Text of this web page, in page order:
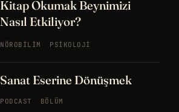
Kitap Okumak Beynimizi
Nasıl Etkiliyor?
NÖROBILIM PSIKOLOJI
Sanat Eserine Dönüşmek
PODCAST
BÖLÜM